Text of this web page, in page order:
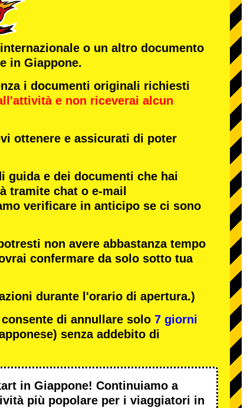
o un altro documento
in Giappone.
i documenti originali richiesti
e non riceverai alcun
ottenere e assicurati di poter
e dei documenti che hai
tramite chat o e-mail
verificare in anticipo se ci sono
non avere abbastanza tempo
confermare da solo sotto tua
durante l'orario di apertura.)
di annullare solo 7 giorni
senza addebito di
in Giappone! Continuiamo a
più popolare per i viaggiatori in